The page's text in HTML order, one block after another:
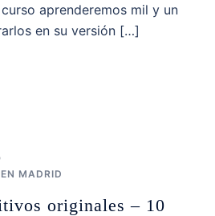
aprenderemos mil y un
en su versión […]
MADRID
originales – 10